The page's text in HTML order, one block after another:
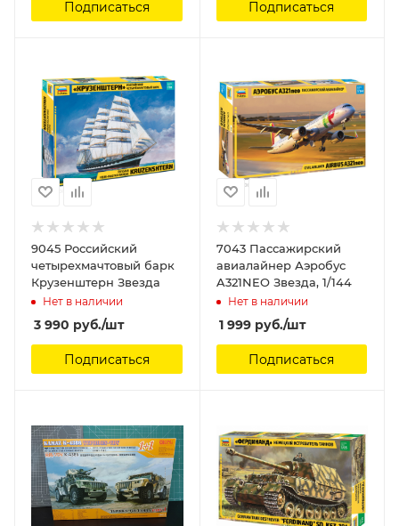
Подписаться Подписаться
9045 Российский
четырехмачтовый барк
Крузенштерн Звезда
Нет в наличии
3 990 руб./шт
Подписаться
7043 Пассажирский
авиалайнер Аэробус
A321NEO Звезда, 1/144
Нет в наличии
1 999руб./шт
Подписаться